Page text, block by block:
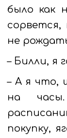
было как
не
– Билли, я
– А я что,
на
покупку,